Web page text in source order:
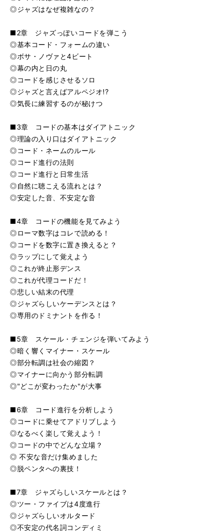
◎ジャズはなぜ複雑なの？
■2章 ジャズっぽいコードを弾こう
◎基本コード・フォームの違い
◎ボサ・ノヴァと4ビート
◎幕の内と日の丸
◎コードを感じさせるソロ
◎ジャズと言えばアルペジオ!?
◎気長に練習するのが秘けつ
■3章 コードの基本はダイアトニック
◎理論の入り口はダイアトニック
◎コード・ネームのルール
◎コード進行の法則
◎コード進行と日常生活
◎自然に聴こえる流れとは？
◎安定した音、不安定な音
■4章 コードの機能を見てみよう
◎ローマ数字はコレで読める！
◎コードを数字に置き換えると？
◎ラップにして覚えよう
◎これが終止形デンス
◎これが代理コードだ！
◎悲しい結末の代理
◎ジャズらしいケーデンスとは？
◎専用のドミナントを作る！
■5章 スケール・チェンジを弾いてみよう
◎暗く響くマイナー・スケール
◎部分転調は社会の縮図？
◎マイナーに向かう部分転調
◎"どこが変わったか"が大事
■6章 コード進行を分析しよう
◎コードに乗せてアドリブしよう
◎なるべく楽して覚えよう！
◎コードの中でどんな立場？
◎ 不安な音だけ集めました
◎脱ペンタへの裏技！
■7章 ジャズらしいスケールとは？
◎ツー・ファイブは4度進行
◎ジャズらしいオルタード
◎不安定の代名詞コンディミ